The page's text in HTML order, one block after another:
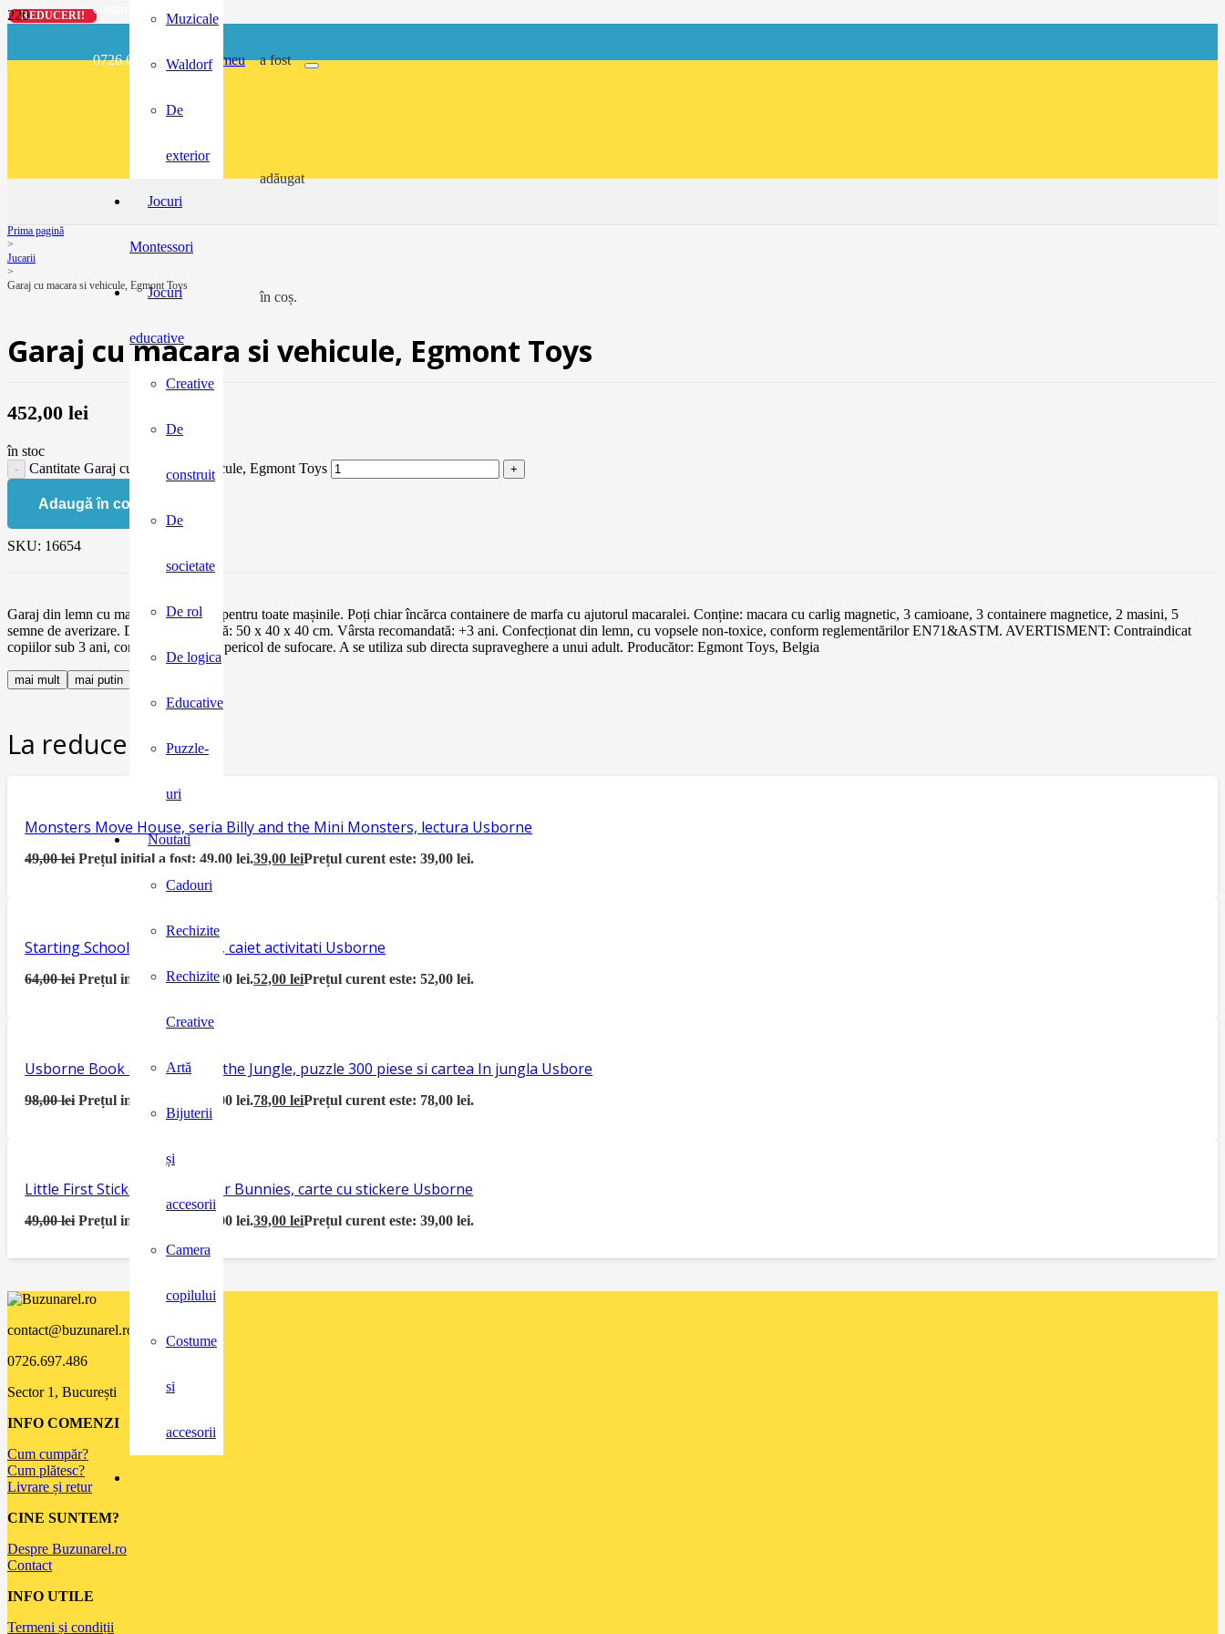
contact@buzunarel.ro
0726.697.486 meu a fost
adăugat
în coș.
Muzicale
Waldorf
De
exterior
Jocuri
Montessori
Jocuri
educative
Creative
De
construit
De
societate
De rol
De logica
Educative
Puzzle-
uri
Noutati
Cadouri
Rechizite
Rechizite
Creative
Artă
Bijuterii
și
accesorii
Camera
copilului
Costume
si
accesorii
Prima pagină
>
Jucarii
>
Garaj cu macara si vehicule, Egmont Toys
Garaj cu macara si vehicule, Egmont Toys
452,00 lei
în stoc
Cantitate Garaj cu macara si vehicule, Egmont Toys
Adaugă în coș
SKU: 16654
Garaj din lemn cu mai multe niveluri pentru toate mașinile. Poți chiar încărca containere de marfa cu ajutorul macaralei. Conține: macara cu carlig magnetic, 3 camioane, 3 containere magnetice, 2 masini, 5
semne de averizare. Dimensiune finală: 50 x 40 x 40 cm. Vârsta recomandată: +3 ani. Confecționat din lemn, cu vopsele non-toxice, conform reglementărilor EN71&ASTM. AVERTISMENT: Contraindicat
copiilor sub 3 ani, conține piese mici, pericol de sufocare. A se utiliza sub directa supraveghere a unui adult. Producător: Egmont Toys, Belgia
mai mult mai putin
La reducere:
REDUCERI!
Monsters Move House, seria Billy and the Mini Monsters, lectura Usborne
49,00lei Prețul inițial a fost: 49,00 lei.39,00leiPrețul curent este: 39,00 lei.
REDUCERI!
Starting School Activity Book, caiet activitati Usborne
64,00lei Prețul inițial a fost: 64,00 lei.52,00leiPrețul curent este: 52,00 lei.
REDUCERI!
Usborne Book and Jigsaw In the Jungle, puzzle 300 piese si cartea In jungla Usbore
98,00lei Prețul inițial a fost: 98,00 lei.78,00leiPrețul curent este: 78,00 lei.
REDUCERI!
Little First Sticker Book Easter Bunnies, carte cu stickere Usborne
49,00lei Prețul inițial a fost: 49,00 lei.39,00leiPrețul curent este: 39,00 lei.
contact@buzunarel.ro
0726.697.486
Sector 1, București
INFO COMENZI
Cum cumpăr?
Cum plătesc?
Livrare și retur
CINE SUNTEM?
Despre Buzunarel.ro
Contact
INFO UTILE
Termeni și condiții